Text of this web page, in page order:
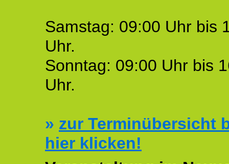
Samstag: 09:00 Uhr bis
Uhr.
Sonntag: 09:00 Uhr bis
Uhr.
» zur Terminübersicht
hier klicken!